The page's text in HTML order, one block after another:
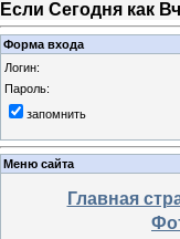
Если Сегодня как
Форма входа
Логин:
Пароль:
запомнить
Меню сайта
Главная